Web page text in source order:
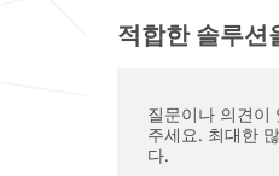
적합한 솔루션
질문이나 의견이
주세요. 최대한
다.